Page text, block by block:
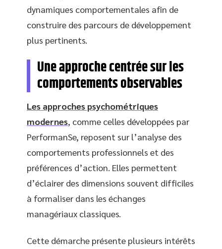
dynamiques comportementales afin de
construire des parcours de développement
plus pertinents.
Une approche centrée sur les
comportements observables
Les approches psychométriques
modernes, comme celles développées par
PerformanSe, reposent sur l’analyse des
comportements professionnels et des
préférences d’action. Elles permettent
d’éclairer des dimensions souvent difficiles
à formaliser dans les échanges
managériaux classiques.
Cette démarche présente plusieurs intérêts